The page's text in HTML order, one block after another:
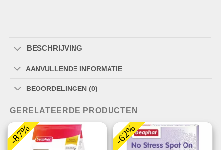
BESCHRIJVING
AANVULLENDE INFORMATIE
BEOORDELINGEN (0)
GERELATEERDE PRODUCTEN
-87% -62%